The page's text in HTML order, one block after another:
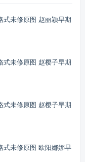
式未修原图 赵丽颖早期
式未修原图 赵樱子早期
式未修原图 赵樱子早期
式未修原图 欧阳娜娜早